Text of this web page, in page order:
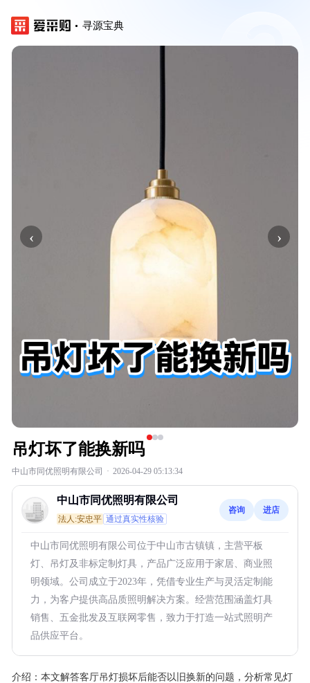
寻源宝典
‹ ›
吊灯坏了能换新吗
中山市同优照明有限公司 · 2026-04-29 05:13:34
中山市同优照明有限公司
法人:安忠平 通过真实性核验
咨询 进店
中山市同优照明有限公司位于中山市古镇镇，主营平板
灯、吊灯及非标定制灯具，产品广泛应用于家居、商业照
明领域。公司成立于2023年，凭借专业生产与灵活定制能
力，为客户提供高品质照明解决方案。经营范围涵盖灯具
销售、五金批发及互联网零售，致力于打造一站式照明产
品供应平台。
介绍： 本文解答客厅吊灯损坏后能否以旧换新的问题，分析常见灯